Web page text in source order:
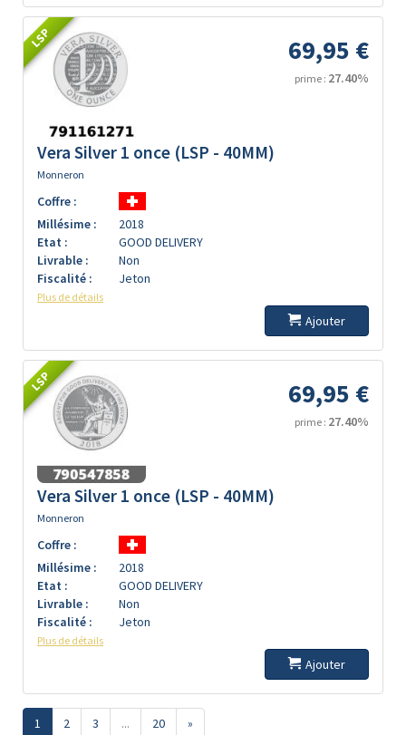
LSP 69,95 €
prime : 27.40%
Vera Silver 1 once (LSP - 40MM)
Monneron
Coffre :
Millésime :
2018
Etat :
GOOD DELIVERY
Livrable :
Non
Fiscalité :
Jeton
Plus de détails
Ajouter
LSP 69,95 €
prime : 27.40%
Vera Silver 1 once (LSP - 40MM)
Monneron
Coffre :
Millésime :
2018
Etat :
GOOD DELIVERY
Livrable :
Non
Fiscalité :
Jeton
Plus de détails
Ajouter
1 2 3 ... 20 »